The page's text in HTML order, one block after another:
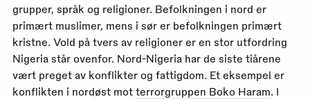
grupper, språk og religioner. Befolkningen i nord er
primært muslimer, mens i sør er befolkningen primært
kristne. Vold på tvers av religioner er en stor utfordring
Nigeria står ovenfor. Nord-Nigeria har de siste tiårene
vært preget av konflikter og fattigdom. Et eksempel er
konflikten i nordøst mot terrorgruppen Boko Haram. I